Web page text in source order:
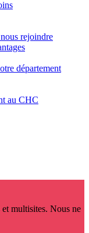
rejoindre
département
au CHC
multisites. Nous ne